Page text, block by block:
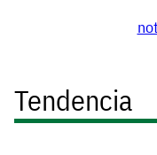
Tendencia